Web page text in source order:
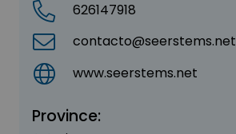
626147918
contacto@seerstems.net
www.seerstems.net
Province: